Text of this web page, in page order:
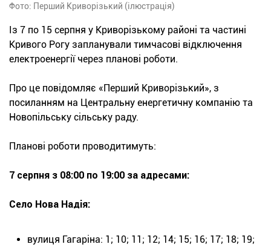
Фото: Перший Криворізький (ілюстрація)
Із 7 по 15 серпня у Криворізькому районі та частині
Кривого Рогу запланували тимчасові відключення
електроенергії через планові роботи.
Про це повідомляє «Перший Криворізький», з
посиланням на Центральну енергетичну компанію та
Новопільську сільську раду.
Планові роботи проводитимуть:
7 серпня з 08:00 по 19:00 за адресами:
Село Нова Надія:
вулиця Гагаріна: 1; 10; 11; 12; 14; 15; 16; 17; 18; 19;